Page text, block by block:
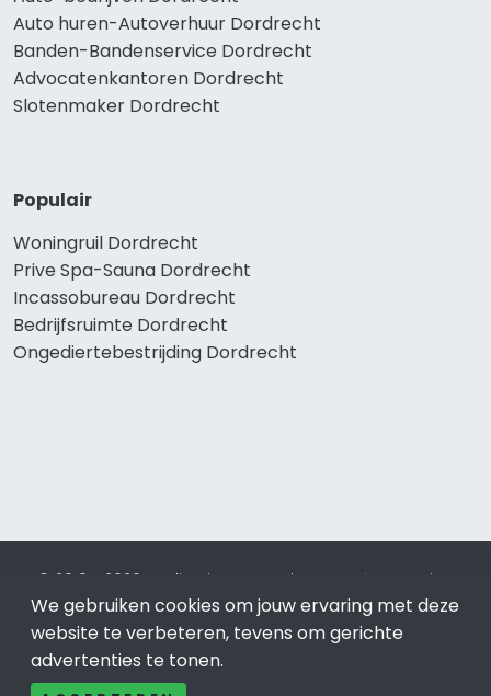
Auto huren-Autoverhuur Dordrecht
Banden-Bandenservice Dordrecht
Advocatenkantoren Dordrecht
Slotenmaker Dordrecht
Populair
Woningruil Dordrecht
Prive Spa-Sauna Dordrecht
Incassobureau Dordrecht
Bedrijfsruimte Dordrecht
Ongediertebestrijding Dordrecht
© 2019 - 2026 Realisatie en SEO door SEO-bureau
Lion
Internet. Betaal alleen voor bewezen resultaten?SEO
optimalisatie No Cure No Pay.Dordrechtis onderdeel van
Lion Internet.
We gebruiken cookies om jouw ervaring met deze
website te verbeteren, tevens om gerichte
advertenties te tonen.